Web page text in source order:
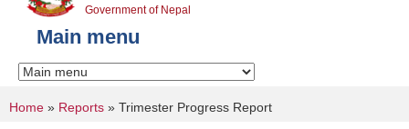
Government of Nepal
Main menu
You are here
Home » Reports » Trimester Progress Report